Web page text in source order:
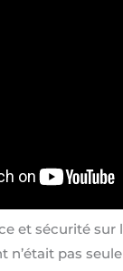
et sécurité sur
n’était pas